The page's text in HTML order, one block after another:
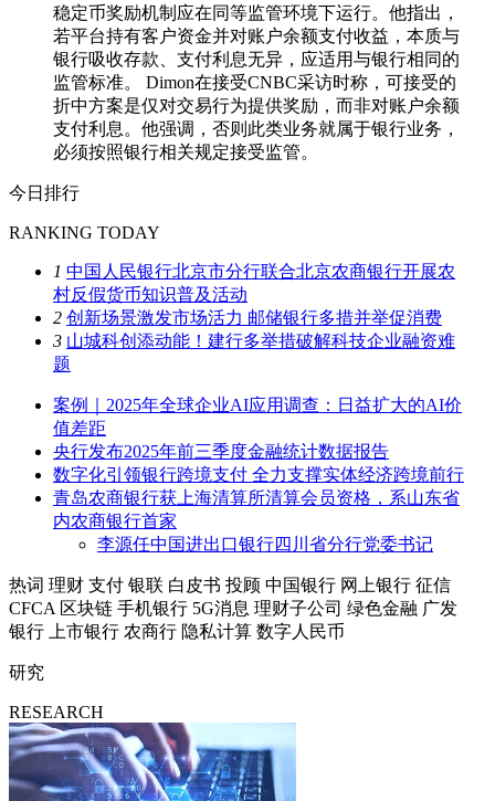
稳定币奖励机制应在同等监管环境下运行。他指出，
若平台持有客户资金并对账户余额支付收益，本质与
银行吸收存款、支付利息无异，应适用与银行相同的
监管标准。 Dimon在接受CNBC采访时称，可接受的
折中方案是仅对交易行为提供奖励，而非对账户余额
支付利息。他强调，否则此类业务就属于银行业务，
必须按照银行相关规定接受监管。
今日排行
RANKING TODAY
1 中国人民银行北京市分行联合北京农商银行开展农
村反假货币知识普及活动
2 创新场景激发市场活力 邮储银行多措并举促消费
3 山城科创添动能！建行多举措破解科技企业融资难
题
案例｜2025年全球企业AI应用调查：日益扩大的AI价
值差距
央行发布2025年前三季度金融统计数据报告
数字化引领银行跨境支付 全力支撑实体经济跨境前行
青岛农商银行获上海清算所清算会员资格，系山东省
内农商银行首家
李源任中国进出口银行四川省分行党委书记
热词 理财 支付 银联 白皮书 投顾 中国银行 网上银行 征信
CFCA 区块链 手机银行 5G消息 理财子公司 绿色金融 广发
银行
上市银行 农商行 隐私计算 数字人民币
研究
RESEARCH